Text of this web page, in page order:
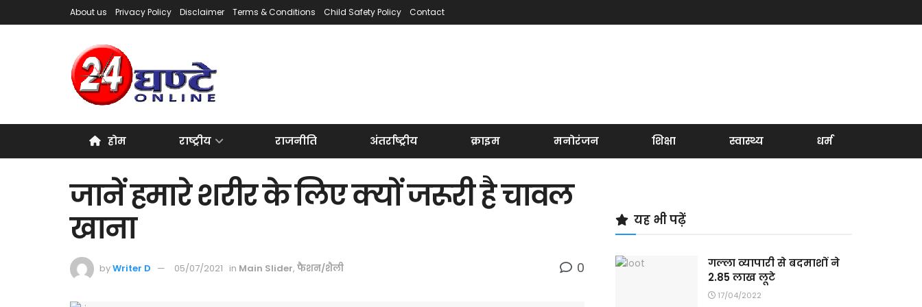
About us Privacy Policy Disclaimer Terms & Conditions Child Safety Policy Contact
होम राष्ट्रीय राजनीति अंतर्राष्ट्रीय क्राइम मनोरंजन शिक्षा स्वास्थ्य धर्म
जानें हमारे शरीर के लिए क्यों जरूरी है चावल
खाना
byWriter D 05/07/2021 in Main Slider, फैशन/शैली 0
यह भी पढ़ें
गल्ला व्यापारी से बदमाशों ने
2.85 लाख लूटे
17/04/2022